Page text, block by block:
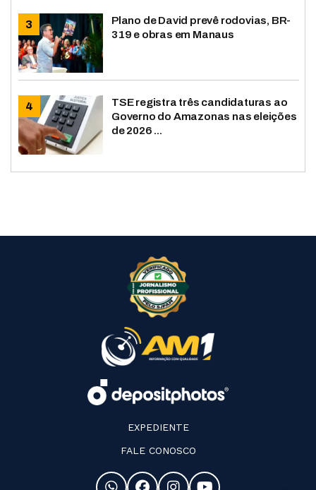
Plano de David prevê rodovias, BR-
319 e obras em Manaus
TSE registra três candidaturas ao
Governo do Amazonas nas eleições
de 2026 ...
EXPEDIENTE
FALE CONOSCO